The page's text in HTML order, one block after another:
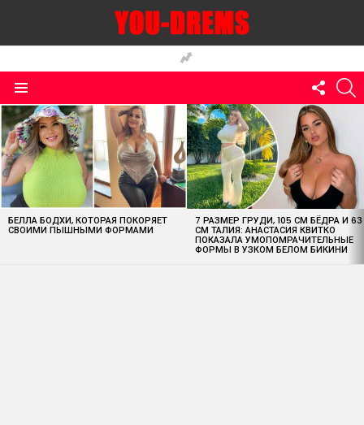
US
MOST
VIEWED
STORIES
БЕЛЛА БОДХИ, КОТОРАЯ ПОКОРЯЕТ
СВОИМИ ПЫШНЫМИ ФОРМАМИ
7 РАЗМЕР ГРУДИ, 105 СМ БЁДРА И 63
СМ ТАЛИЯ: АНАСТАСИЯ КВИТКО
ПОКАЗАЛА УМОПОМРАЧИТЕЛЬНЫЕ
ФОРМЫ В УЗКОМ БЕЛОМ БИКИНИ